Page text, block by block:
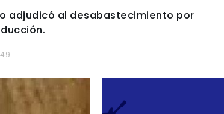
adjudicó al desabastecimiento por